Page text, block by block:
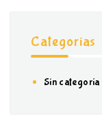
Categorías
Sin categoría